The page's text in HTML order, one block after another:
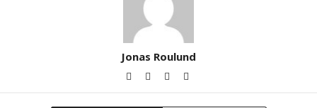
Jonas Roulund